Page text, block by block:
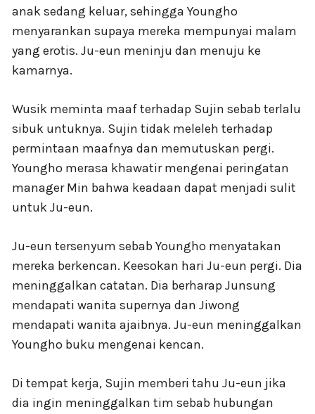
anak sedang keluar, sehingga Youngho
menyarankan supaya mereka mempunyai malam
yang erotis. Ju-eun meninju dan menuju ke
kamarnya.
Wusik meminta maaf terhadap Sujin sebab terlalu
sibuk untuknya. Sujin tidak meleleh terhadap
permintaan maafnya dan memutuskan pergi.
Youngho merasa khawatir mengenai peringatan
manager Min bahwa keadaan dapat menjadi sulit
untuk Ju-eun.
Ju-eun tersenyum sebab Youngho menyatakan
mereka berkencan. Keesokan hari Ju-eun pergi. Dia
meninggalkan catatan. Dia berharap Junsung
mendapati wanita supernya dan Jiwong
mendapati wanita ajaibnya. Ju-eun meninggalkan
Youngho buku mengenai kencan.
Di tempat kerja, Sujin memberi tahu Ju-eun jika
dia ingin meninggalkan tim sebab hubungan